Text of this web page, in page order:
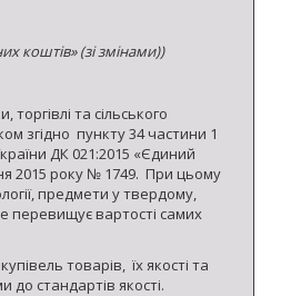
коштів» (зі змінами))
та сільського
згідно пункту 34 частини 1
ДК 021:2015 «Єдиний
2015 року № 1749. При цьому
предмети у твердому,
перевищує вартості самих
товарів, їх якості та
стандартів якості.